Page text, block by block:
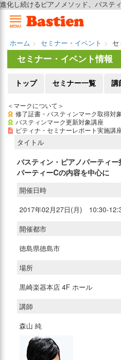
進化し続けるピアノメソッド、バステ
MENU
ホーム セミナー・イベント
セミナー・イベント情報
トップ セミナー一覧 講
＜マークについて＞
修了証書・バスティンマーク取得対
バスティンマーク更新対象講座
ピティナ・セミナーレポート実施講
タイトル
バスティン・ピアノパーティ
パーティーCの内容を中心に
開催日時
2017年02月27日(月) 10:30-
開催都市
徳島県徳島市
場所
黒崎楽器本店 4F ホール
講師
森山 純